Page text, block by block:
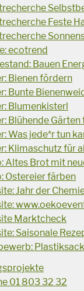
Feste
ecotrend
Bauen
Bienen fördern
Bunte
Blumenkisterl
Blühende
Was jede*r tun
Klimaschutz für
Altes Brot mit
Ostereier färben
Jahr der
Marktcheck
Saisonale
01 803 32 32